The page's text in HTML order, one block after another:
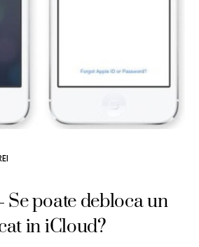
Se poate debloca un
in iCloud?